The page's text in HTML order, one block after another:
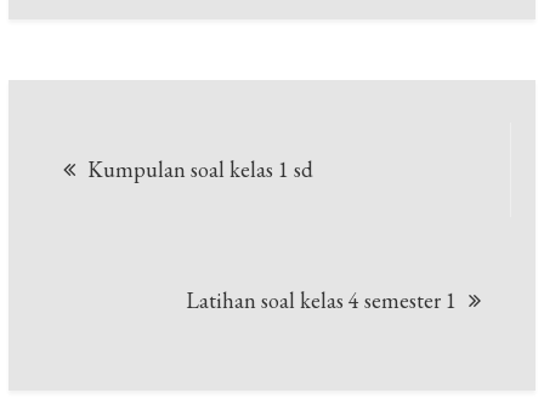
navigation
Kumpulan soal kelas 1 sd
Latihan soal kelas 4 semester 1